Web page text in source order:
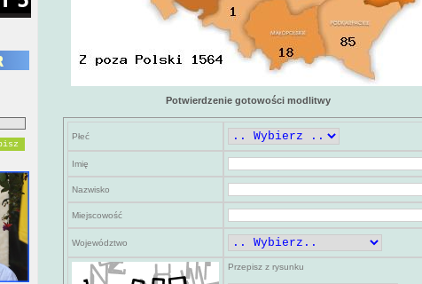
Potwierdzenie gotowości modlitwy
Płeć
Imię
Nazwisko
Miejscowość
Województwo
Przepisz z rysunku